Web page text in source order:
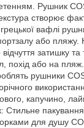
Рушник
створює
грецької вафлі
або
затишку
похід або на
рушники
капучино,
Стильне
для душу